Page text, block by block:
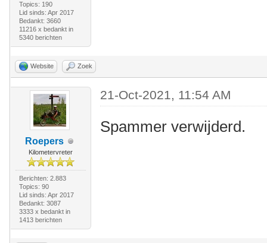
Topics: 190
Lid sinds: Apr 2017
Bedankt: 3660
11216 x bedankt in
5340 berichten
Website Zoek
Roepers
Kilometervreter
Berichten: 2.883
Topics: 90
Lid sinds: Apr 2017
Bedankt: 3087
3333 x bedankt in
1413 berichten
21-Oct-2021, 11:54 AM
Spammer verwijderd.